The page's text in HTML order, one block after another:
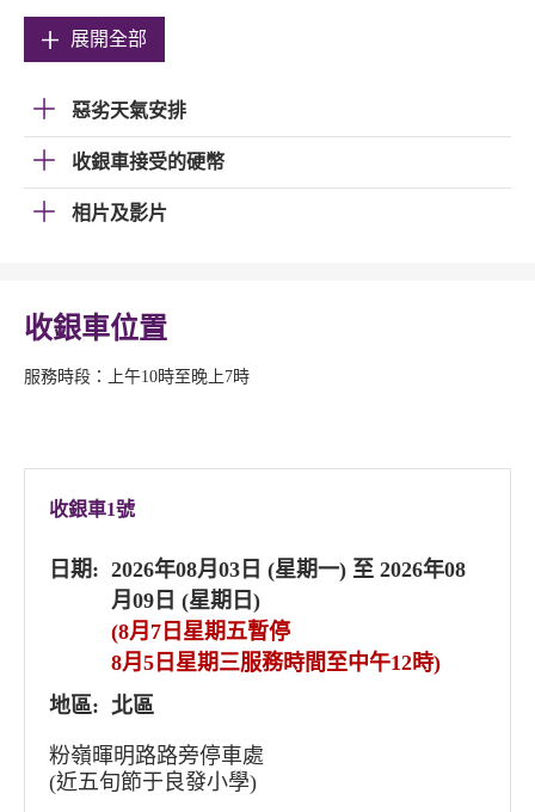
展開全部
惡劣天氣安排
收銀車接受的硬幣
相片及影片
收銀車位置
服務時段：上午10時至晚上7時
收銀車1號
日期: 2026年08月03日 (星期一) 至 2026年08
月09日 (星期日)
(8月7日星期五暫停
8月5日星期三服務時間至中午12時)
地區: 北區
粉嶺暉明路路旁停車處
(近五旬節于良發小學)